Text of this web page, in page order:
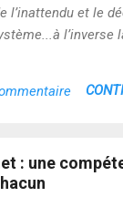
l’inattendu et le
l’inverse
corps humain est
en ce qui
à répondre
: une